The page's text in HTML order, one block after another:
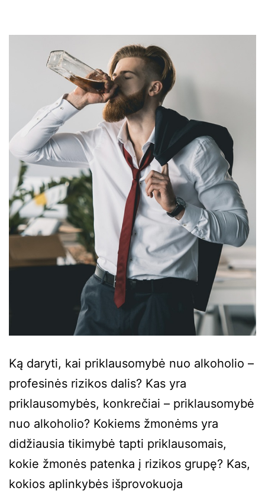
Ką daryti, kai priklausomybė nuo alkoholio –
profesinės rizikos dalis? Kas yra
priklausomybės, konkrečiai – priklausomybė
nuo alkoholio? Kokiems žmonėms yra
didžiausia tikimybė tapti priklausomais,
kokie žmonės patenka į rizikos grupę? Kas,
kokios aplinkybės išprovokuoja